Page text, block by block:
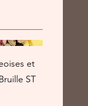
et
ST